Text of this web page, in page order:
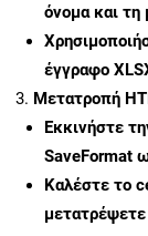
όνομα και τη
έγγραφο
Μετατροπή
Εκκινήστε
SaveFormat
Καλέστε το